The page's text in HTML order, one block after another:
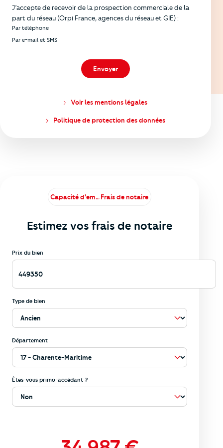
J’accepte de recevoir de la prospection commerciale de la
part du réseau (Orpi France, agences du réseau et GIE) :
Par téléphone
Par e-mail et SMS
Envoyer
Voir les mentions légales
Politique de protection des données
Capacité d'empruntFrais de notaire
Estimez vos frais de notaire
Prix du bien
Type de bien
Département
Êtes-vous primo-accédant ?